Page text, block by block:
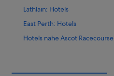
Lathlain: Hotels
East Perth: Hotels
Hotels nahe Ascot Racecourse